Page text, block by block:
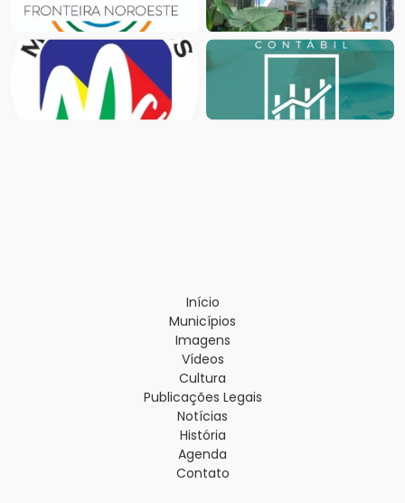
Início
Municípios
Imagens
Vídeos
Cultura
Publicações Legais
Notícias
História
Agenda
Contato